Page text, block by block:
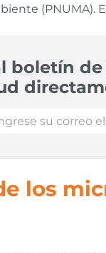
(PNUMA).
boletín
los